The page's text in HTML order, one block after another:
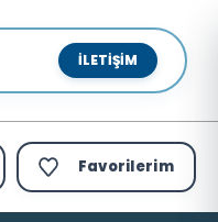
İLETIŞIM
Favorilerim